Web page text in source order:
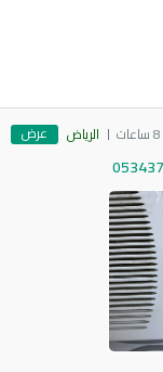
الرياض عرض